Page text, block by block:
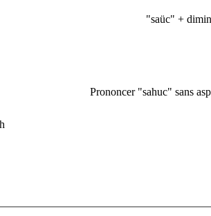
"saüc" +
Prononcer "sahuc" sans